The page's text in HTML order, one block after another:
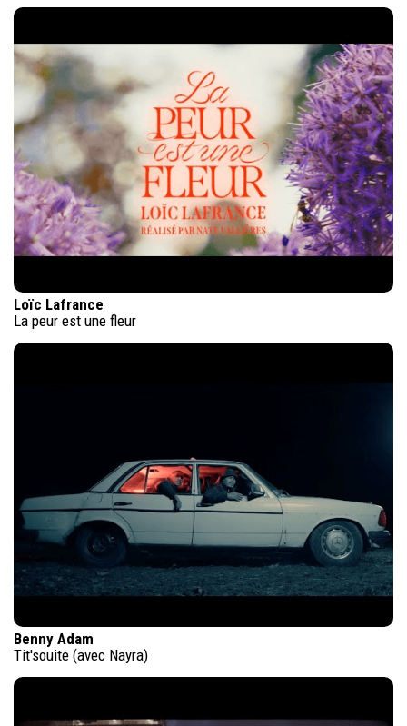
Loïc Lafrance
La peur est une fleur
Benny Adam
Tit'souite (avec Nayra)